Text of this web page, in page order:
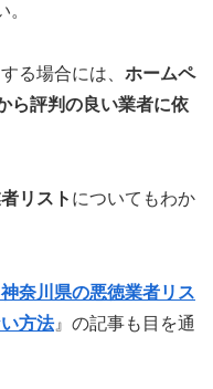
る場合には、 ホームペ
ら評判の良い業者に依
リスト についてもわか
神奈川県の悪徳業者リス
方法』の記事も目を通